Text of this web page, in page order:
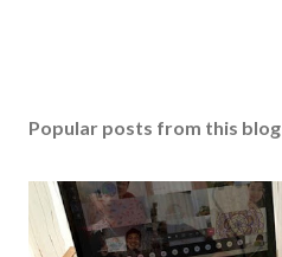
Popular posts from this blog